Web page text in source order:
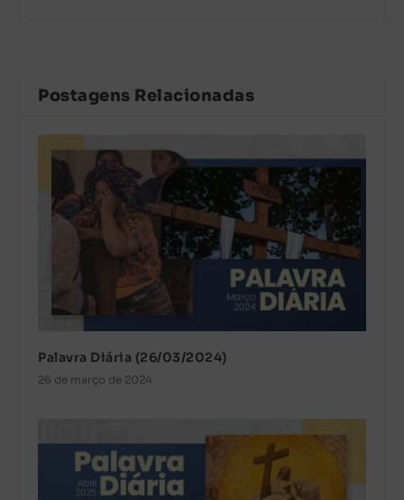
Postagens Relacionadas
Palavra Diária (26/03/2024)
26 de março de 2024